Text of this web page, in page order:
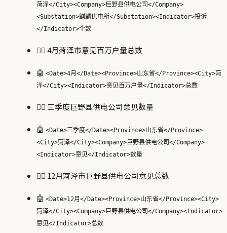
菏泽</City><Company>巨野县供电公司</Company>
<Substation>麒麟供电所</Substation><Indicator>投诉
</Indicator>个数
🙋‍♂️ 4月菏泽市意见百万户量总数
🤖 <Date>4月</Date><Province>山东省</Province><City>菏
泽</City><Indicator>意见百万户量</Indicator>总数
🙋‍♂️ 三季度巨野县供电公司意见数量
🤖 <Date>三季度</Date><Province>山东省</Province>
<City>菏泽</City><Company>巨野县供电公司</Company>
<Indicator>意见</Indicator>数量
🙋‍♂️ 12月菏泽市巨野县供电公司意见总数
🤖 <Date>12月</Date><Province>山东省</Province><City>
菏泽</City><Company>巨野县供电公司</Company><Indicator>
意见</Indicator>总数